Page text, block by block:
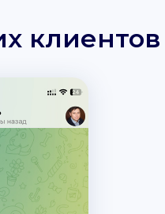
клиентов